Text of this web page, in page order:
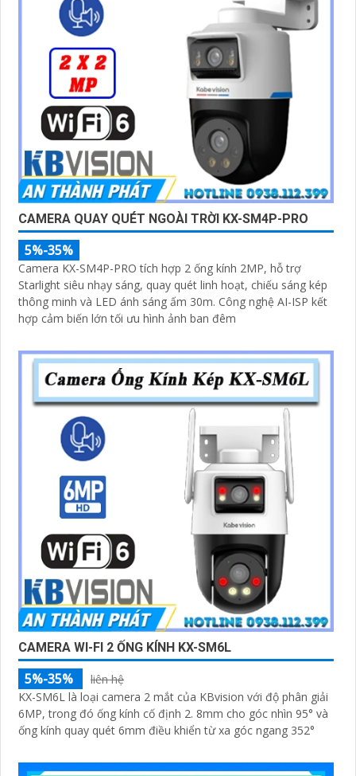
CAMERA QUAY QUÉT NGOÀI TRỜI KX-SM4P-PRO
5%-35%
Camera KX-SM4P-PRO tích hợp 2 ống kính 2MP, hỗ trợ
Starlight siêu nhạy sáng, quay quét linh hoạt, chiếu sáng kép
thông minh và LED ánh sáng ấm 30m. Công nghệ AI-ISP kết
hợp cảm biến lớn tối ưu hình ảnh ban đêm
CAMERA WI-FI 2 ỐNG KÍNH KX-SM6L
5%-35%
liên hệ
KX-SM6L là loại camera 2 mắt của KBvision với độ phân giải
6MP, trong đó ống kính cố định 2. 8mm cho góc nhìn 95° và
ống kính quay quét 6mm điều khiển từ xa góc ngang 352°